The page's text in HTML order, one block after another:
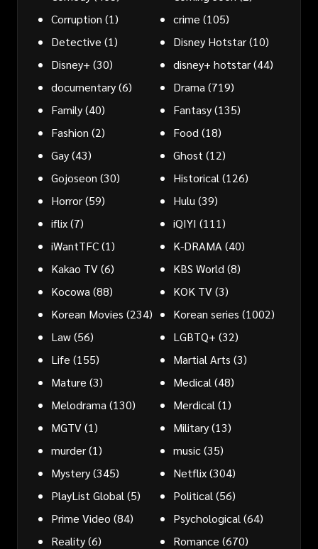
Corruption (1) crime (105)
Detective (1) Disney Hotstar(10)
Disney+ (30) disney+ hotstar(44)
documentary(6) Drama (719)
Family(40) Fantasy(135)
Fashion (2) Food (18)
Gay(43) Ghost (12)
Gojoseon (30) Historical (126)
Horror(59) Hulu (39)
iflix(7) iQIYI (111)
iWantTFC(1) K-DRAMA (40)
Kakao TV(6) KBS World (8)
Kocowa (88) KOK TV(3)
Korean Movies (234) Korean series (1002)
Law(56) LGBTQ+ (32)
Life (155) Martial Arts (3)
Mature (3) Medical (48)
Melodrama (130) Merdical (1)
MGTV(1) Military(13)
murder(1) music(35)
Mystery(345) Netflix(304)
PlayList Global (5) Political (56)
Prime Video (84) Psychological (64)
Reality(6) Romance (670)